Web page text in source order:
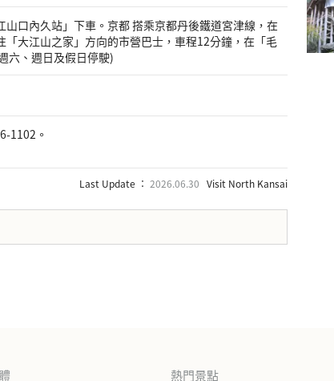
口內久站」下車。京都 搭乘京都丹後鐵道宮津線，在
「大江山之家」方向的市營巴士，車程12分鐘，在「毛
六、週日及假日停駛)
1102。
Last Update ： 2026.06.30 Visit North Kansai
熱門景點